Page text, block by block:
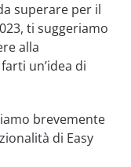
superare per il
ti suggeriamo
alla
un’idea di
brevemente
di Easy